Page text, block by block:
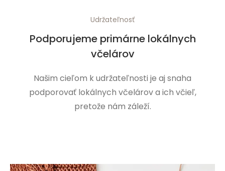
Udržateľnosť
Podporujeme primárne lokálnych
včelárov
Našim cieľom k udržateľnosti je aj snaha
podporovať lokálnych včelárov a ich včieľ,
pretože nám záleží.